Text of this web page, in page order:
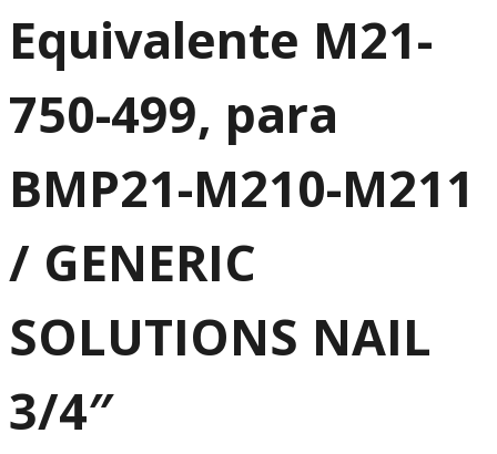
Equivalente M21-
750-499, para
BMP21-M210-M211
/ GENERIC
SOLUTIONS NAIL
3/4″